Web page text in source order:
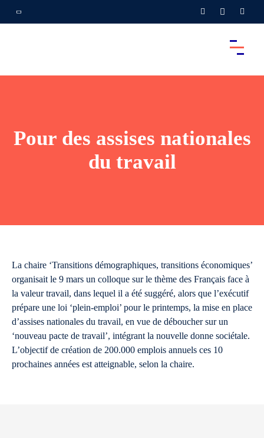
Pour des assises nationales
du travail
La chaire ‘Transitions démographiques, transitions économiques’
organisait le 9 mars un colloque sur le thème des Français face à
la valeur travail, dans lequel il a été suggéré, alors que l’exécutif
prépare une loi ‘plein-emploi’ pour le printemps, la mise en place
d’assises nationales du travail, en vue de déboucher sur un
‘nouveau pacte de travail’, intégrant la nouvelle donne sociétale.
L’objectif de création de 200.000 emplois annuels ces 10
prochaines années est atteignable, selon la chaire.